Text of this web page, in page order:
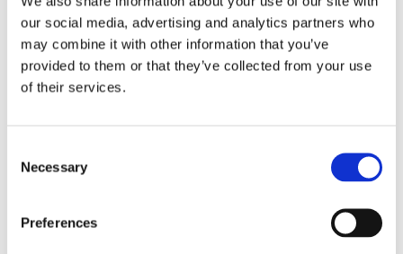
our social media, advertising and analytics partners who
may combine it with other information that you’ve
provided to them or that they’ve collected from your use
of their services.
Selection
Necessary
Preferences
pressade kostnader